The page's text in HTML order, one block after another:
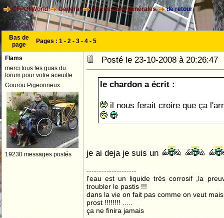
CFPOI World General discussions générales de retour
Bas de
page
Pages : 1 - 2 - 3 - 4 - 5
Flams
merci tous les guas du
forum pour votre aceuille
Gourou Pigeonneux
19230 messages postés
Posté le 23-10-2008 à
le chardon a écrit :
il nous ferait croire que ça
je ai deja je suis un
--------------------
l'eau est un liquide très corrosif ,la
troubler le pastis !!!
dans la vie on fait pas comme on veut
prost !!!!!!!! .....
ça ne finira jamais